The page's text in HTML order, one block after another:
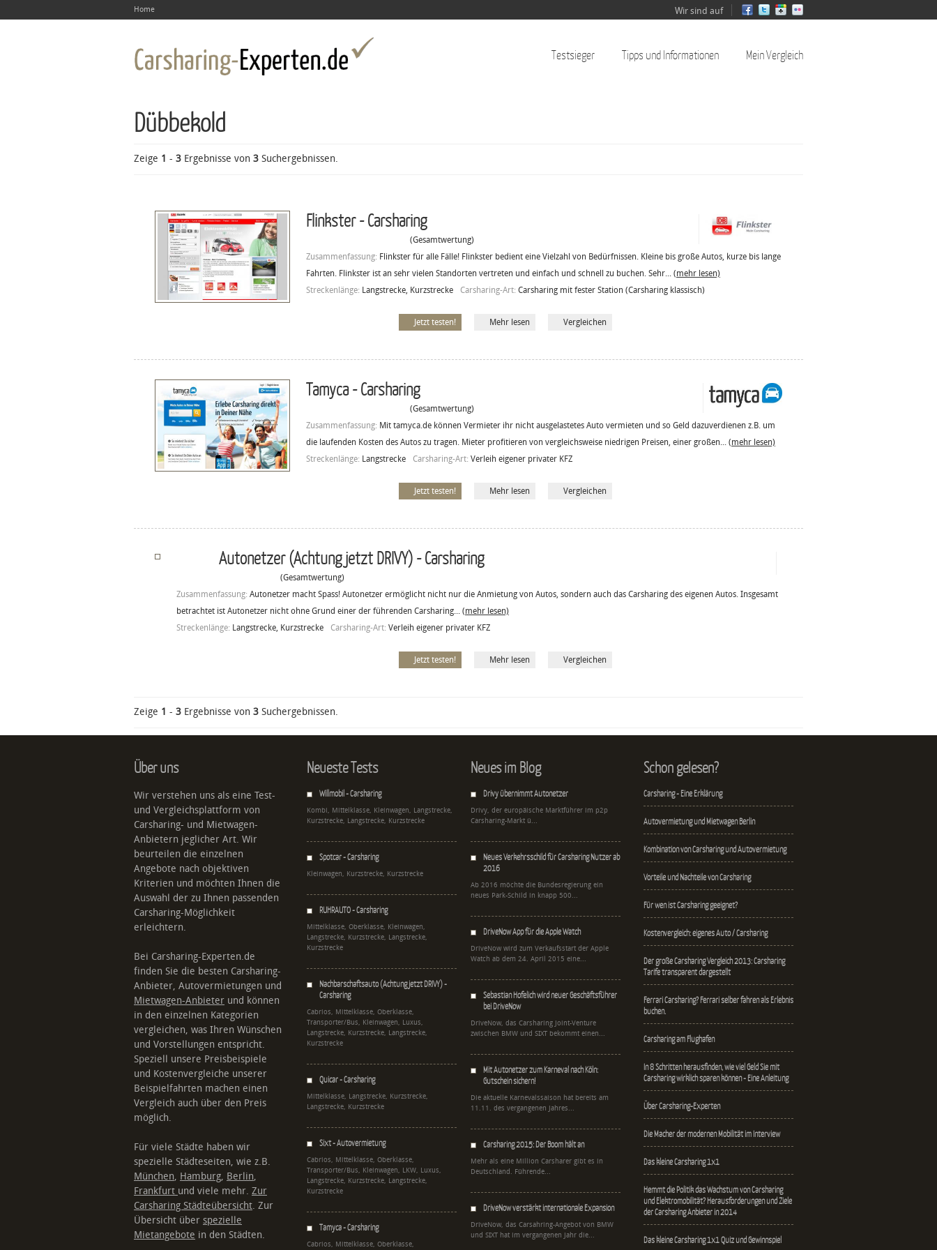
Home Wir sind auf
Testsieger Tipps und Informationen Mein Vergleich
Dübbekold
Zeige 1 - 3 Ergebnisse von 3 Suchergebnissen.
Flinkster - Carsharing
(Gesamtwertung)
Zusammenfassung: Flinkster für alle Fälle! Flinkster bedient eine Vielzahl von Bedürfnissen. Kleine bis große Autos, kurze bis lange
Fahrten. Flinkster ist an sehr vielen Standorten vertreten und einfach und schnell zu buchen. Sehr... (mehr lesen)
Streckenlänge: Langstrecke, Kurzstrecke Carsharing-Art: Carsharing mit fester Station (Carsharing klassisch)
Jetzt testen! Mehr lesen Vergleichen
Tamyca - Carsharing
(Gesamtwertung)
Zusammenfassung: Mit tamyca.de können Vermieter ihr nicht ausgelastetes Auto vermieten und so Geld dazuverdienen z.B. um
die laufenden Kosten des Autos zu tragen. Mieter profitieren von vergleichsweise niedrigen Preisen, einer großen... (mehr lesen)
Streckenlänge: Langstrecke Carsharing-Art: Verleih eigener privater KFZ
Jetzt testen! Mehr lesen Vergleichen
Autonetzer (Achtung jetzt DRIVY) - Carsharing
(Gesamtwertung)
Zusammenfassung: Autonetzer macht Spass! Autonetzer ermöglicht nicht nur die Anmietung von Autos, sondern auch das Carsharing des eigenen Autos. Insgesamt
betrachtet ist Autonetzer nicht ohne Grund einer der führenden Carsharing... (mehr lesen)
Streckenlänge: Langstrecke, Kurzstrecke Carsharing-Art: Verleih eigener privater KFZ
Jetzt testen! Mehr lesen Vergleichen
Zeige 1 - 3 Ergebnisse von 3 Suchergebnissen.
Über uns
Wir verstehen uns als eine Test-
und Vergleichsplattform von
Carsharing- und Mietwagen-
Anbietern jeglicher Art. Wir
beurteilen die einzelnen
Angebote nach objektiven
Kriterien und möchten Ihnen die
Auswahl der zu Ihnen passenden
Carsharing-Möglichkeit
erleichtern.
Bei Carsharing-Experten.de
finden Sie die besten Carsharing-
Anbieter, Autovermietungen und
Mietwagen-Anbieter und können
in den einzelnen Kategorien
vergleichen, was Ihren Wünschen
und Vorstellungen entspricht.
Speziell unsere Preisbeispiele
und Kostenvergleiche unserer
Beispielfahrten machen einen
Vergleich auch über den Preis
möglich.
Für viele Städte haben wir
spezielle Städteseiten, wie z.B.
München, Hamburg, Berlin,
Frankfurt und viele mehr. Zur
Carsharing Städteübersicht. Zur
Übersicht über spezielle
Mietangebote in den Städten.
Neueste Tests
Willmobil - Carsharing
Kombi, Mittelklasse, Kleinwagen, Langstrecke,
Kurzstrecke, Langstrecke, Kurzstrecke
Spotcar - Carsharing
Kleinwagen, Kurzstrecke, Kurzstrecke
RUHRAUTO - Carsharing
Mittelklasse, Oberklasse, Kleinwagen,
Langstrecke, Kurzstrecke, Langstrecke,
Kurzstrecke
Nachbarschaftsauto (Achtung jetzt DRIVY) -
Carsharing
Cabrios, Mittelklasse, Oberklasse,
Transporter/Bus, Kleinwagen, Luxus,
Langstrecke, Kurzstrecke, Langstrecke,
Kurzstrecke
Quicar - Carsharing
Mittelklasse, Langstrecke, Kurzstrecke,
Langstrecke, Kurzstrecke
Sixt - Autovermietung
Cabrios, Mittelklasse, Oberklasse,
Transporter/Bus, Kleinwagen, LKW, Luxus,
Langstrecke, Kurzstrecke, Langstrecke,
Kurzstrecke
Tamyca - Carsharing
Cabrios, Mittelklasse, Oberklasse,
Neues im Blog
Drivy übernimmt Autonetzer
Drivy, der europäische Marktführer im p2p
Carsharing-Markt ü...
Neues Verkehrsschild für Carsharing Nutzer ab
2016
Ab 2016 möchte die Bundesregierung ein
neues Park-Schild in knapp 500...
DriveNow App für die Apple Watch
DriveNow wird zum Verkaufsstart der Apple
Watch ab dem 24. April 2015 eine...
Sebastian Hofelich wird neuer Geschäftsführer
bei DriveNow
DriveNow, das Carsharing Joint-Venture
zwischen BMW und SIXT bekommt einen...
Mit Autonetzer zum Karneval nach Köln:
Gutschein sichern!
Die aktuelle Karnevalssaison hat bereits am
11.11. des vergangenen Jahres...
Carsharing 2015: Der Boom hält an
Mehr als eine Million Carsharer gibt es in
Deutschland. Führende...
DriveNow verstärkt internationale Expansion
DriveNow, das Carsahring-Angebot von BMW
und SIXT hat im vergangenen Jahr die...
Schon gelesen?
Carsharing - Eine Erklärung
Autovermietung und Mietwagen Berlin
Kombination von Carsharing und Autovermietung
Vorteile und Nachteile von Carsharing
Für wen ist Carsharing geeignet?
Kostenvergleich: eigenes Auto / Carsharing
Der große Carsharing Vergleich 2013: Carsharing
Tarife transparent dargestellt
Ferrari Carsharing? Ferrari selber fahren als Erlebnis
buchen.
Carsharing am Flughafen
In 8 Schritten herausfinden, wie viel Geld Sie mit
Carsharing wirklich sparen können - Eine Anleitung
Über Carsharing-Experten
Die Macher der modernen Mobilität im Interview
Das kleine Carsharing 1x1
Hemmt die Politik das Wachstum von Carsharing
und Elektromobilität? Herausforderungen und Ziele
der Carsharing Anbieter in 2014
Das kleine Carsharing 1x1 Quiz und Gewinnspiel